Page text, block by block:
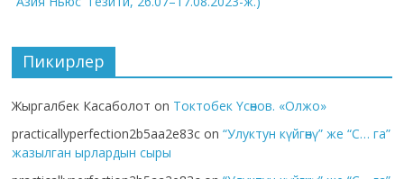
Пикирлер
Жыргалбек Касаболот on Токтобек Үсөнов. «Олжо»
practicallyperfection2b5aa2e83c on“Улуктун күйгөнү” же “С… га”
жазылган ырлардын сыры